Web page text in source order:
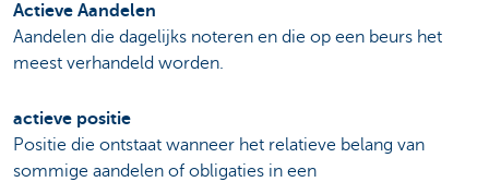
Actieve Aandelen
Aandelen die dagelijks noteren en die op een beurs het
meest verhandeld worden.
actieve positie
Positie die ontstaat wanneer het relatieve belang van
sommige aandelen of obligaties in een